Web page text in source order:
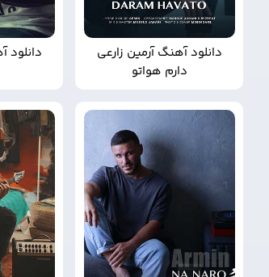
دانلود آهنگ آرمین زارعی
دارم هواتو
دانلود